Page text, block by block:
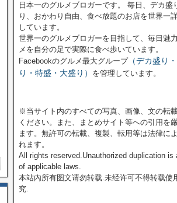
日本一のグルメブロガーです。 毎日、デカ盛
り、おかわり自由、食べ放題のお店を世界一
しています。
世界一のグルメブロガーを目指して、毎日魅
メを自分の足で実際に食べ歩いています。
Facebookのグルメ最大グループ（デカ盛り
り・特盛・大盛り） を管理しています。
※当サイト内のすべての写真、画像、文の転
ください。また、まとめサイト等への引用を
ます。無許可の転載、複製、転用等は法律に
れます。
All rights reserved.Unauthorized duplication is
of applicable laws.
本站內所有图文请勿转载.未经许可不得转载使
究.